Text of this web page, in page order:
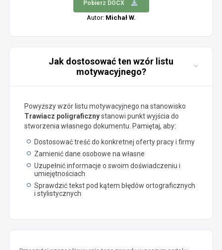
Pobierz DOCX
Autor: Michał W.
Jak dostosować ten wzór listu
motywacyjnego?
Powyższy wzór listu motywacyjnego na stanowisko
Trawiacz poligraficznystanowi punkt wyjścia do
stworzenia własnego dokumentu. Pamiętaj, aby:
Dostosować treść do konkretnej oferty pracy i firmy
Zamienić dane osobowe na własne
Uzupełnić informacje o swoim doświadczeniu i
umiejętnościach
Sprawdzić tekst pod kątem błędów ortograficznych
i stylistycznych